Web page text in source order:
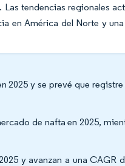
tendencias regionales
en América del Norte y
2025 y se prevé que registre
de nafta en 2025,
y avanzan a una CAGR